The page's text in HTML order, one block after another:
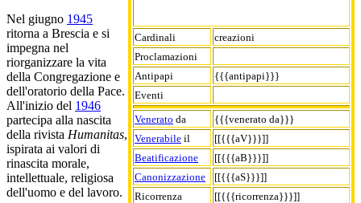
Cardinali
creazioni
Proclamazioni
Antipapi
{{{antipapi}}}
Eventi
Venerato da
{{{venerato da}}}
Venerabile il
[[{{{aV}}}]]
Beatificazione
[[{{{aB}}}]]
Canonizzazione
[[{{{aS}}}]]
Ricorrenza
[[{{{ricorrenza}}}]]
Nel giugno 1945
ritorna a Brescia e si
impegna nel
riorganizzare la vita
della Congregazione e
dell'oratorio della Pace.
All'inizio del 1946
partecipa alla nascita
della rivista Humanitas,
ispirata ai valori di
rinascita morale,
intellettuale, religiosa
dell'uomo e del lavoro.